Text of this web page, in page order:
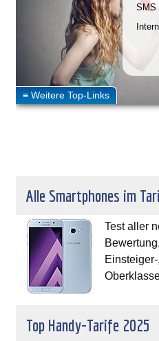
SMS
Alle Smartphones im
Test aller
Top Handy-Tarife 2025